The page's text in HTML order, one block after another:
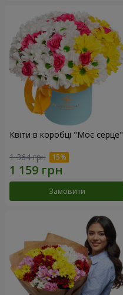
Квіти в коробці "Моє серце"
1 364 грн
Замовити